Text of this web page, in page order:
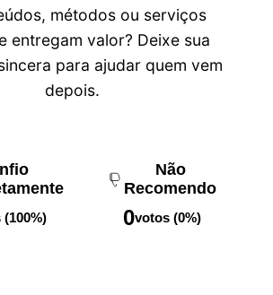
métodos ou serviços
entregam valor? Deixe sua
para ajudar quem vem
depois.
Não
Recomendo
0votos (0%)